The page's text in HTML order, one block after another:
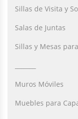
Sillas de Visita y
Salas de Juntas
Sillas y Mesas
Muros Móviles
Muebles para